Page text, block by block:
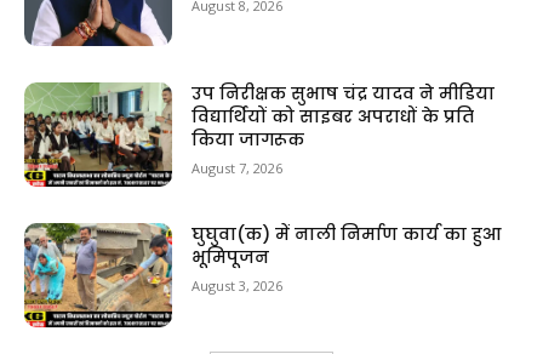
August 8, 2026
उप निरीक्षक सुभाष चंद्र यादव ने मीडिया
विद्यार्थियों को साइबर अपराधों के प्रति
किया जागरूक
August 7, 2026
घुघुवा(क) में नाली निर्माण कार्य का हुआ
भूमिपूजन
August 3, 2026